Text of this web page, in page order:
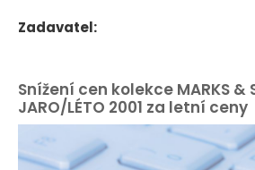
Zadavatel:
Snížení cen kolekce MARKS &
JARO/LÉTO 2001 za letní ceny